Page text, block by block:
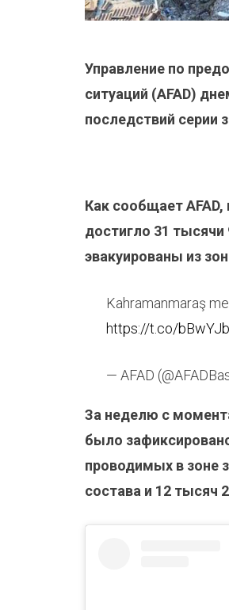
Управление по
ситуаций (AFAD)
последствий серии
Как сообщает
достигло 31 тысячи
эвакуированы из
Kahramanmaraş
https://t.co/
— AFAD
За неделю с
было
проводимых в зоне
состава и 12 тысяч